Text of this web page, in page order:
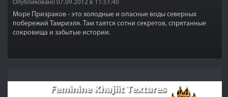
Опубликовано 07.09.2012 в 11:51:40
Море Призраков - это холодные и опасные воды северных
побережий Тамриэля. Там таятся сотни секретов, спрятанные
сокровища и забытые истории.